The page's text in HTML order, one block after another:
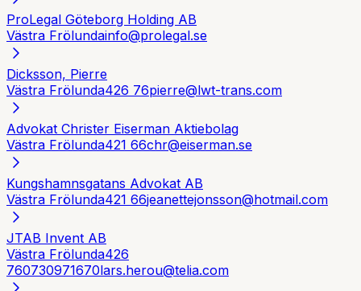
ProLegal Göteborg Holding AB
Västra Frölundainfo@prolegal.se
Dicksson, Pierre
Västra Frölunda426 76pierre@lwt-trans.com
Advokat Christer Eiserman Aktiebolag
Västra Frölunda421 66chr@eiserman.se
Kungshamnsgatans Advokat AB
Västra Frölunda421 66jeanettejonsson@hotmail.com
JTAB Invent AB
Västra Frölunda426
760730971670lars.herou@telia.com